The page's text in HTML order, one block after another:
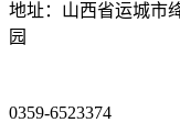
地址：山西省运城市
园
0359-6523374